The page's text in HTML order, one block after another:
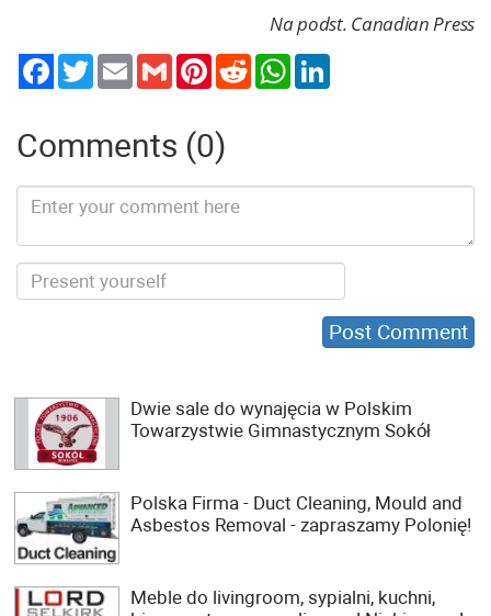
Na podst. Canadian Press
TwitterEmail Gmail PinterestReddit WhatsApp
Comments (0)
Dwie sale do wynajęcia w Polskim
Towarzystwie Gimnastycznym Sokół
Polska Firma - Duct Cleaning, Mould and
Asbestos Removal - zapraszamy Polonię!
Meble do livingroom, sypialni, kuchni,